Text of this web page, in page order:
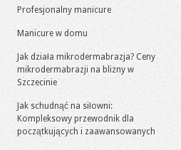
Profesjonalny manicure
Manicure w domu
Jak działa mikrodermabrazja? Ceny
mikrodermabrazji na blizny w
Szczecinie
Jak schudnąć na siłowni:
Kompleksowy przewodnik dla
początkujących i zaawansowanych